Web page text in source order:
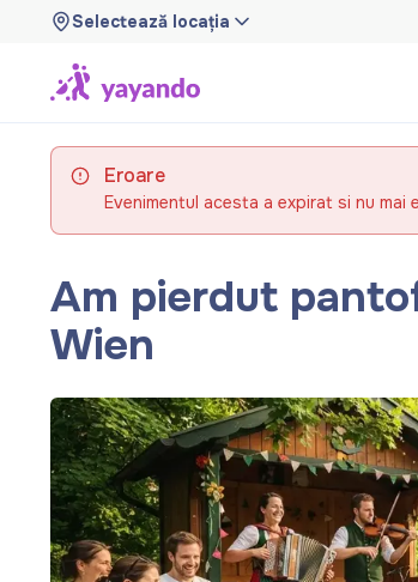
Selectează locația
Eroare
Evenimentul acesta a expirat si nu mai
Am pierdut
Wien